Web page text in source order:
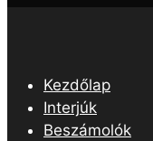
Kezdőlap
Interjúk
Beszámolók